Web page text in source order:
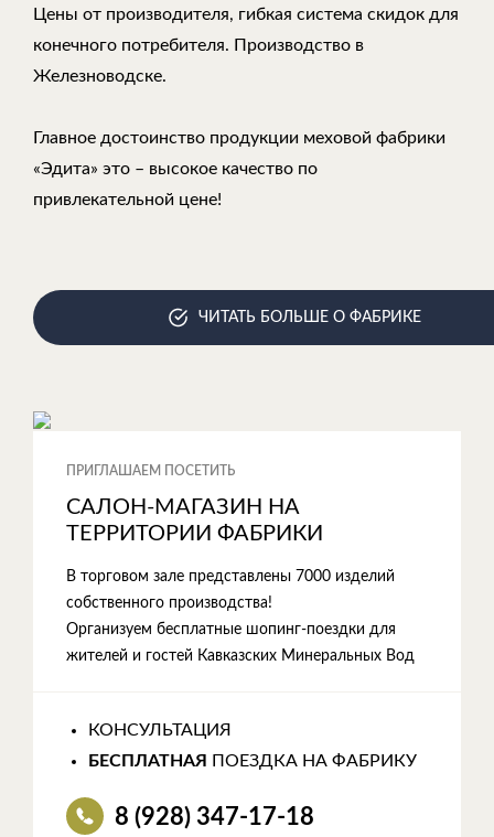
Цены от производителя, гибкая система скидок для
конечного потребителя. Производство в
Железноводске.
Главное достоинство продукции меховой фабрики
«Эдита» это – высокое качество по
привлекательной цене!
ЧИТАТЬ БОЛЬШЕ О ФАБРИКЕ
ПРИГЛАШАЕМ ПОСЕТИТЬ
САЛОН-МАГАЗИН НА
ТЕРРИТОРИИ ФАБРИКИ
В торговом зале представлены 7000 изделий
собственного производства!
Организуем бесплатные шопинг-поездки для
жителей и гостей Кавказских Минеральных Вод
КОНСУЛЬТАЦИЯ
БЕСПЛАТНАЯ
ПОЕЗДКА НА ФАБРИКУ
8 (928) 347-17-18